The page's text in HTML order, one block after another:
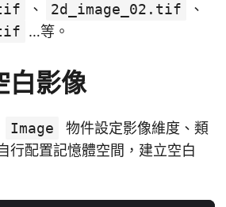
、 2d_image_02.tif
、
…等。
白影像
Image
物件設定影像維度、類
行配置記憶體空間，建立空白